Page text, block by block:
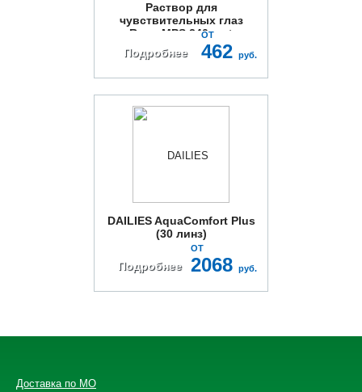
Раствор для
чувствительных глаз
Renu MPS 240мл +
контейнер
Подробнее
ОТ
462 руб.
DAILIES AquaComfort Plus
(30 линз)
Подробнее
ОТ
2068 руб.
Доставка по МО